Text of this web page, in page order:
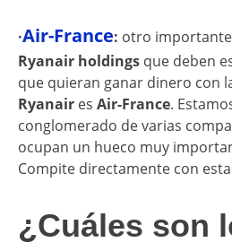
·Air-France: otro
Ryanair holdings que deben
que quieran ganar dinero con
Ryanair es Air-France.
conglomerado de varias
ocupan un hueco muy
Compite directamente con
¿Cuáles son